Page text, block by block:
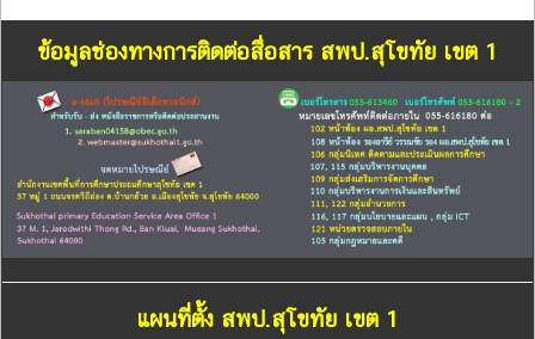
ข้อมูลช่องทางการติดต่อสื่อสาร สพป.สุโขทัย เขต 1
แผนที่ตั้ง สพป.สุโขทัย เขต 1